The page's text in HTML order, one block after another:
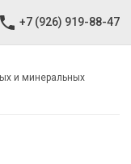
+7 (926) 919-88-47
и минеральных